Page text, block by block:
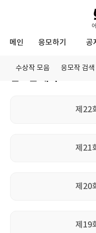
메인 응모하기 공
수상작 모음 응모작 검색
지
연도별 대회
제22
제21
제20
제19